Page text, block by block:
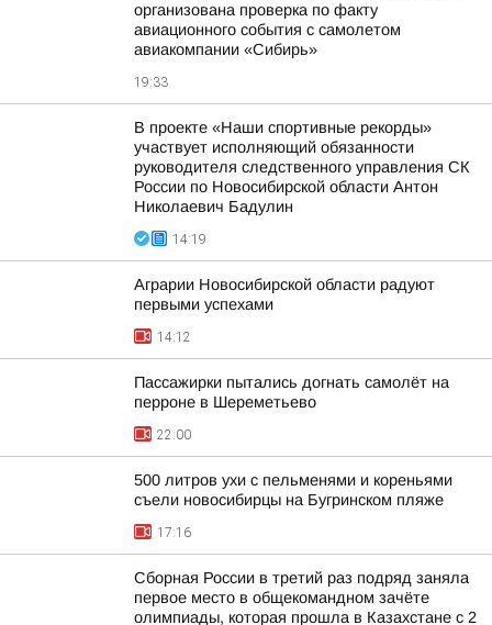
организована проверка по факту
авиационного события с самолетом
авиакомпании «Сибирь»
19:33
В проекте «Наши спортивные рекорды»
участвует исполняющий обязанности
руководителя следственного управления СК
России по Новосибирской области Антон
Николаевич Бадулин
14:19
Аграрии Новосибирской области радуют
первыми успехами
14:12
Пассажирки пытались догнать самолёт на
перроне в Шереметьево
22:00
500 литров ухи с пельменями и кореньями
съели новосибирцы на Бугринском пляже
17:16
Сборная России в третий раз подряд заняла
первое место в общекомандном зачёте
олимпиады, которая прошла в Казахстане с 2